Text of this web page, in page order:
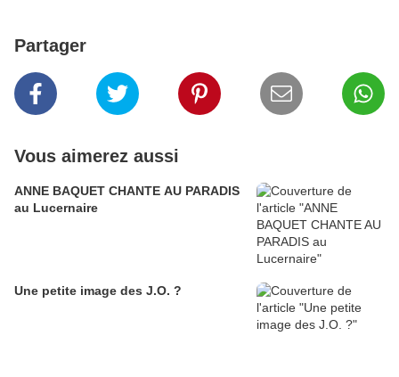
Partager
Vous aimerez aussi
ANNE BAQUET CHANTE AU PARADIS
au Lucernaire
Une petite image des J.O. ?